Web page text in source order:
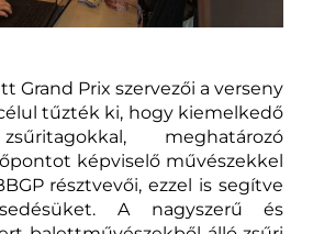
Grand Prix szervezői a verseny
tűzték ki, hogy kiemelkedő
meghatározó
képviselő művészekkel
résztvevői, ezzel is segítve
A nagyszerű és